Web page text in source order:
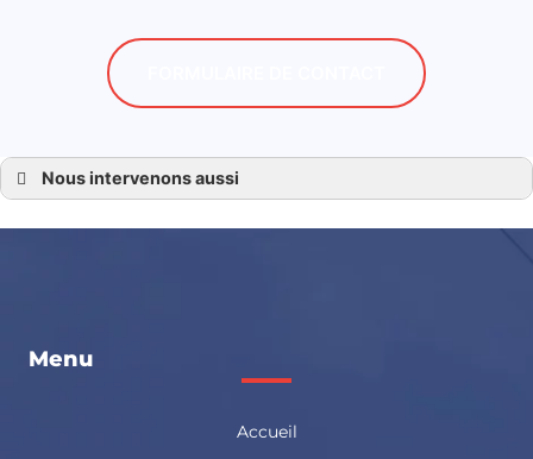
Nous intervenons aussi
Chaudière Saint Calais
Menu
Accueil